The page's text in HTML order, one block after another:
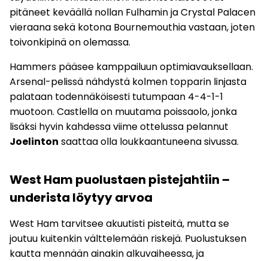
pitäneet keväällä nollan Fulhamin ja Crystal Palacen
vieraana sekä kotona Bournemouthia vastaan, joten
toivonkipinä on olemassa.
Hammers pääsee kamppailuun optimiavauksellaan.
Arsenal-pelissä nähdystä kolmen topparin linjasta
palataan todennäköisesti tutumpaan 4-4-1-1
muotoon. Castlella on muutama poissaolo, jonka
lisäksi hyvin kahdessa viime ottelussa pelannut
Joelinton saattaa olla loukkaantuneena sivussa.
West Ham puolustaen pistejahtiin –
underista löytyy arvoa
West Ham tarvitsee akuutisti pisteitä, mutta se
joutuu kuitenkin välttelemään riskejä. Puolustuksen
kautta mennään ainakin alkuvaiheessa, ja